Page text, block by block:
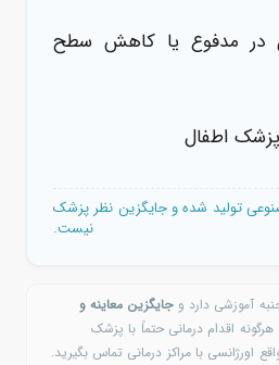
در مدفوع یا کاهش سطح
اطفال
تولید شده و جایگزین نظر پزشک
نیست.
آموزشی دارد وجایگزین معاینه و
هرگونه اقدام درمانی حتماً با پزشک
با مراکز درمانی تماس بگیرید.